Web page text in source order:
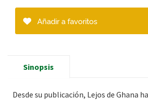
Añadir a favoritos
Sinopsis
Desde su publicación, Lejos de Ghana